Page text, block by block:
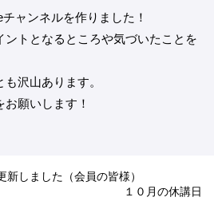
ャンネルを作りました！
ントとなるところや気づいたことを
も沢山あります。
願いします！
しました（会員の皆様）
１０月の休講日